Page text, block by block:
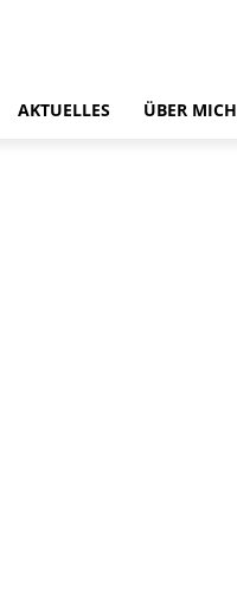
AKTUELLES ÜBER MICH